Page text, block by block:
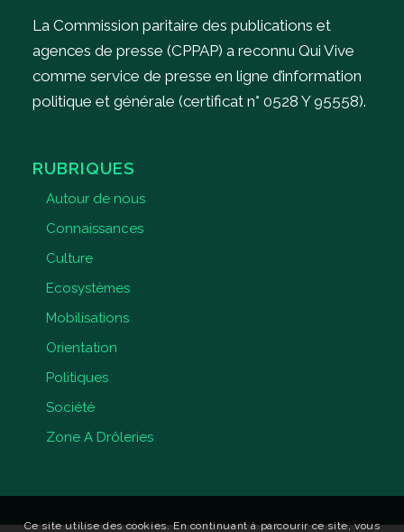
La Commission paritaire des publications et
agences de presse (CPPAP) a reconnu Qui Vive
comme service de presse en ligne d’information
politique et générale (certificat n° 0528 Y 95558).
RUBRIQUES
Autour de nous
Connaissances
Culture
Ecosystèmes
Mobilisations
Orientation
Politiques
Société
Zone A Drôleries
Ce site utilise des cookies. En continuant à parcourir ce site, vous